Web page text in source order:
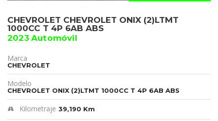
CHEVROLET CHEVROLET ONIX (2)LTMT
1000CC T 4P 6AB ABS
2023 Automóvil
Marca
CHEVROLET
Modelo
CHEVROLET ONIX (2)LTMT 1000CC T 4P 6AB ABS
Kilometraje 39,190 Km